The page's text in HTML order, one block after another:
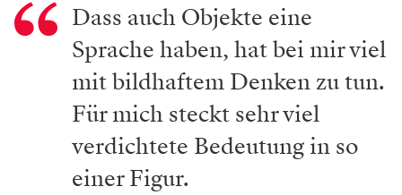
Dass auch Objekte eine
Sprache haben, hat bei mir viel
mit bildhaftem Denken zu tun.
Für mich steckt sehr viel
verdichtete Bedeutung in so
einer Figur.